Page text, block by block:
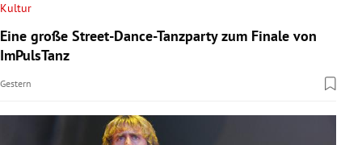
Kultur
Eine große Street-Dance-Tanzparty zum Finale von
ImPulsTanz
Gestern